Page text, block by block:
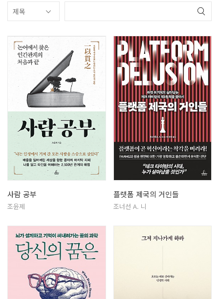
사람 공부
조윤제
플랫폼 제국의 거인들
조너선 A. 니